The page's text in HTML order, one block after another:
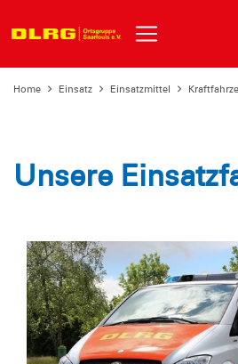
Home Einsatz Einsatzmittel
Unsere